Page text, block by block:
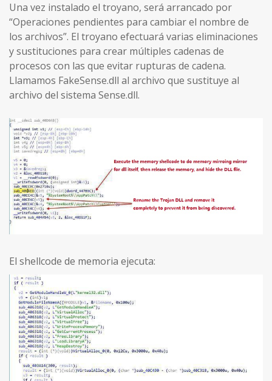
Una vez instalado el troyano, será arrancado por
“Operaciones pendientes para cambiar el nombre de
los archivos”. El troyano efectuará varias eliminaciones
y sustituciones para crear múltiples cadenas de
procesos con las que evitar rupturas de cadena.
Llamamos FakeSense.dll al archivo que sustituye al
archivo del sistema Sense.dll.
El shellcode de memoria ejecuta: